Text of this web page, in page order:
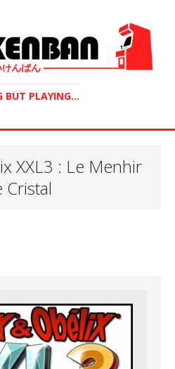
BUT PLAYING...
XXL3 : Le Menhir
Cristal